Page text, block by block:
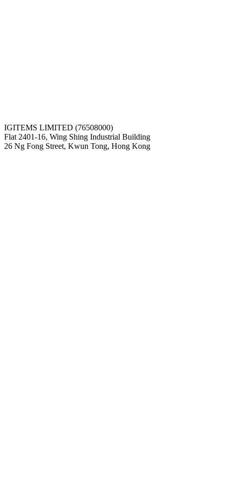
IGITEMS LIMITED (76508000)
Flat 2401-16, Wing Shing Industrial Building
26 Ng Fong Street, Kwun Tong, Hong Kong